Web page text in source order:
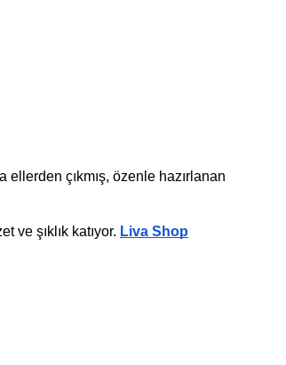
ve şıklık katıyor. Liva Shop